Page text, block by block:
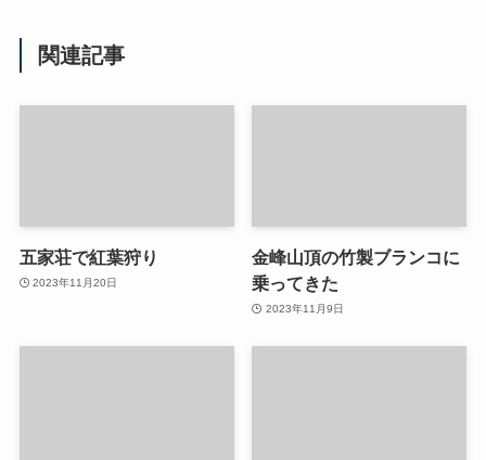
関連記事
五家荘で紅葉狩り
2023年11月20日
金峰山頂の竹製ブランコに
乗ってきた
2023年11月9日